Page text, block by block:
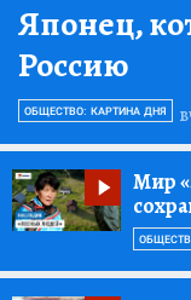
Японец,
Россию
ОБЩЕСТВО: КАРТИНА ДНЯ
Мир